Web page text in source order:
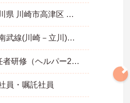
神奈川県 川崎市高津区 宇奈根637-6
ＪＲ南武線(川崎－立川)「久地駅」徒歩12分
■初任者研修（ヘルパー2級）、実務者研修（ヘルパー1級）、介護福祉士免許 ■介護経験半年以上
員・嘱託社員